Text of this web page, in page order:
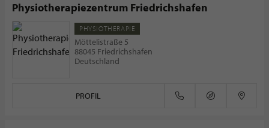
Physiotherapiezentrum Friedrichshafen
PHYSIOTHERAPIE
Möttelistraße 5
88045 Friedrichshafen
Deutschland
PROFIL